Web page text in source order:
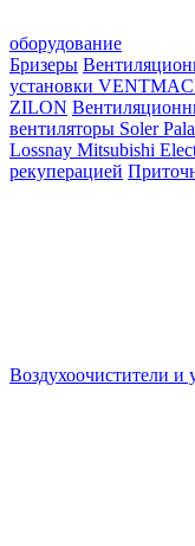
оборудование
Бризеры
установки
ZILON
вентиляторы Soler
Lossnay Mitsubishi
рекуперацией
Воздухоочистители и